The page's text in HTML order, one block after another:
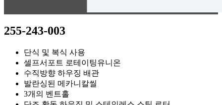
255-243-003
단식 및 복식 사용
셀프서포트 로테이팅유니온
수직방향 하우징 배관
발란싱된 메카니칼씰
3개의 벤트홀